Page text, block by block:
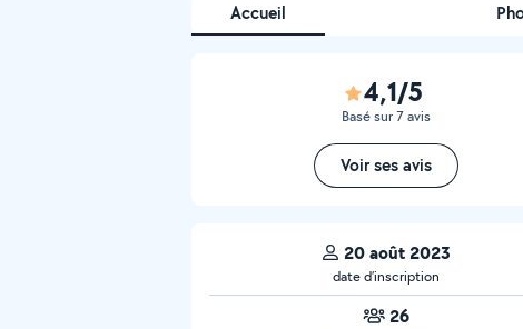
Accueil
4,1/5
Basé sur 7 avis
Voir ses avis
20 août 2023
date d’inscription
26